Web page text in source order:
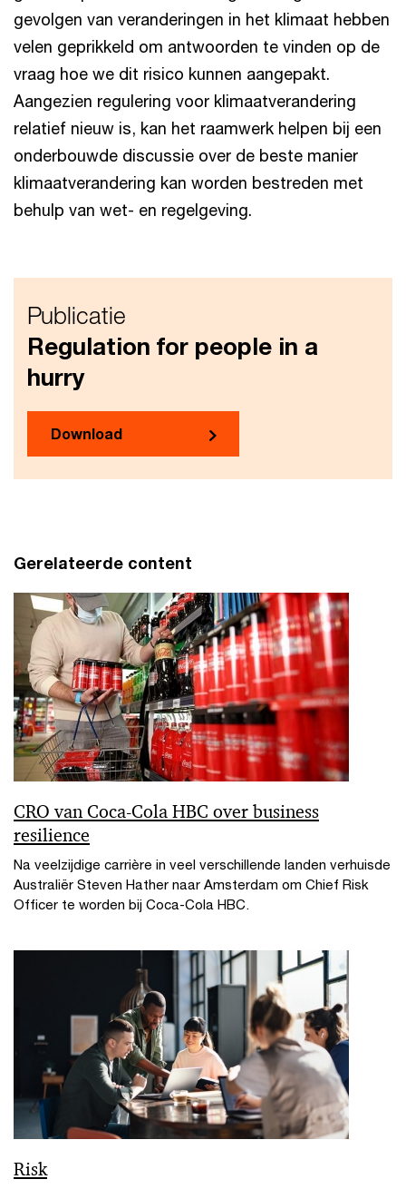
gevolgen van veranderingen in het klimaat hebben
velen geprikkeld om antwoorden te vinden op de
vraag hoe we dit risico kunnen aangepakt.
Aangezien regulering voor klimaatverandering
relatief nieuw is, kan het raamwerk helpen bij een
onderbouwde discussie over de beste manier
klimaatverandering kan worden bestreden met
behulp van wet- en regelgeving.
Publicatie
Regulation for people in a
hurry
Download
Gerelateerde content
CRO van Coca-Cola HBC over business
resilience
Na veelzijdige carrière in veel verschillende landen verhuisde
Australiër Steven Hather naar Amsterdam om Chief Risk
Officer te worden bij Coca-Cola HBC.
Risk